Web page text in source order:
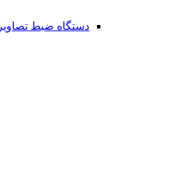
دستگاه ضبط تصاویر